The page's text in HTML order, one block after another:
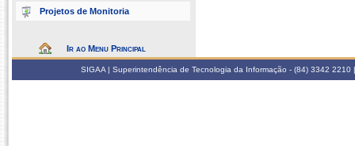
Projetos de Monitoria
Ir ao Menu Principal
SIGAA | Superintendência de Tecnologia da Informação - (84) 3342